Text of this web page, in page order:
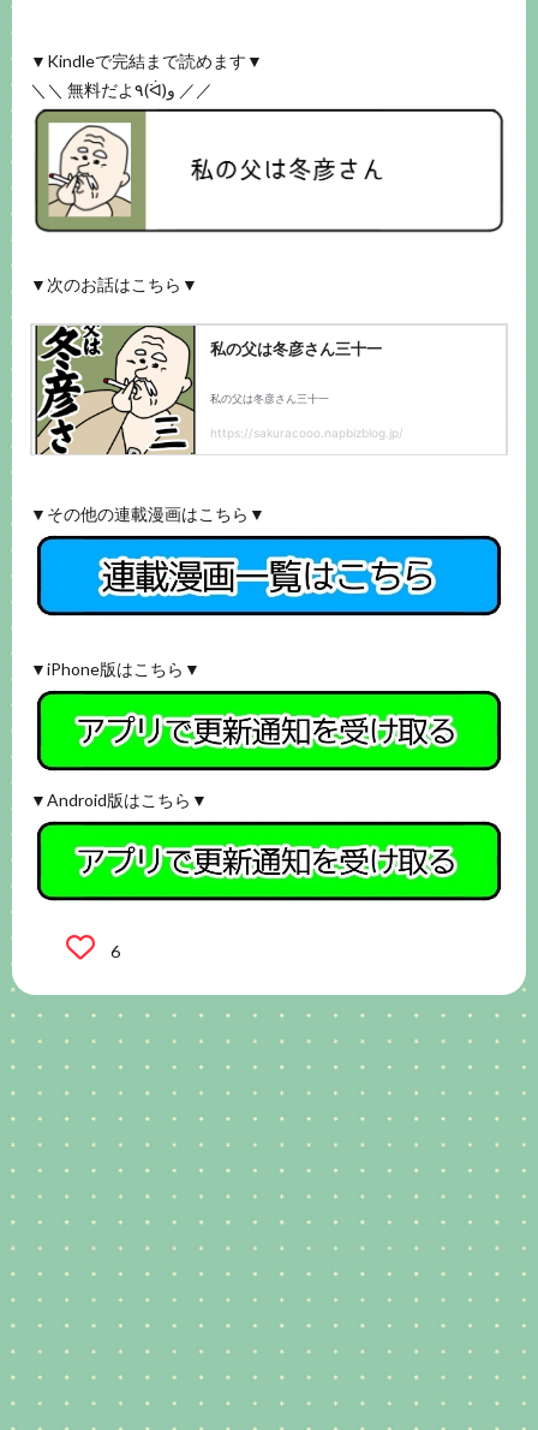
▼Kindleで完結まで読めます▼
＼＼ 無料だよ٩(ᐛ)و ／／
▼次のお話はこちら▼
▼その他の連載漫画はこちら▼
▼iPhone版はこちら▼
▼Android版はこちら▼
6